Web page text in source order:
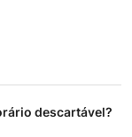
descartável?